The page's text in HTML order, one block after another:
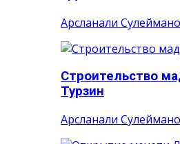
Арсланали
Строительство
Турзин
Арсланали